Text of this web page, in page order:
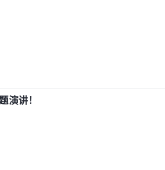
讲！